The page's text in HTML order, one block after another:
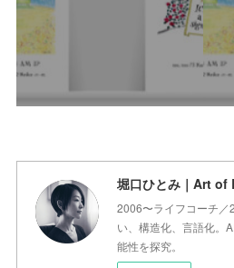
堀口ひとみ｜Art
2006〜ライフコーチ／
い、構造化、言語化。
能性を探究。